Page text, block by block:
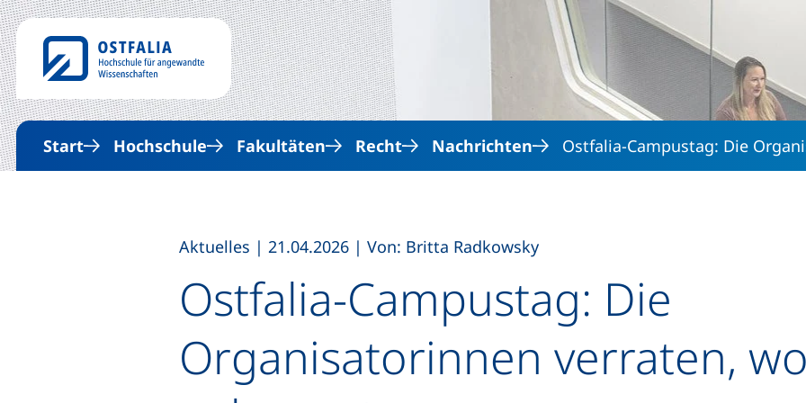
Direkt zum Inhalt
Start Hochschule Fakultäten Recht Nachrichten Ostfalia-Campustag: Die
Ostfalia-Campustag: Die
Organisatorinnen verraten,
Aktuelles | 21.04.2026 | Von: Britta Radkowsky